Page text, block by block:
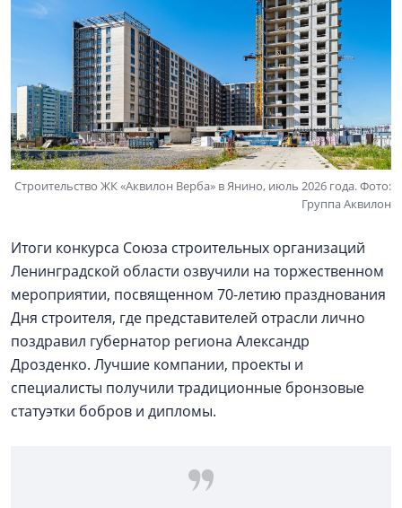
Строительство ЖК «Аквилон Верба» в Янино, июль 2026 года. Фото:
Группа Аквилон
Итоги конкурса Союза строительных организаций
Ленинградской области озвучили на торжественном
мероприятии, посвященном 70-летию празднования
Дня строителя, где представителей отрасли лично
поздравил губернатор региона Александр
Дрозденко. Лучшие компании, проекты и
специалисты получили традиционные бронзовые
статуэтки бобров и дипломы.